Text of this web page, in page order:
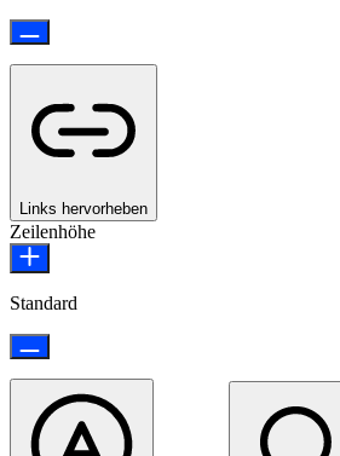
Links hervorheben
Zeilenhöhe
Standard